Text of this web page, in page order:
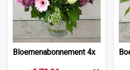
Bloemenabonnement 4x